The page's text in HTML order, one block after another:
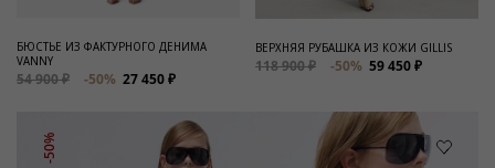
БЮСТЬЕ ИЗ ФАКТУРНОГО ДЕНИМА
VANNY
54 900 ₽ -50% 27 450 ₽
ВЕРХНЯЯ РУБАШКА ИЗ КОЖИ GILLIS
118 900 ₽ -50% 59 450 ₽
-50%